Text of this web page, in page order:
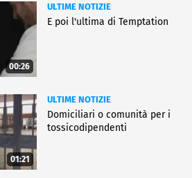
00:26
ULTIME NOTIZIE
E poi l'ultima di Temptation
01:21
ULTIME NOTIZIE
Domiciliari o comunità per i
tossicodipendenti